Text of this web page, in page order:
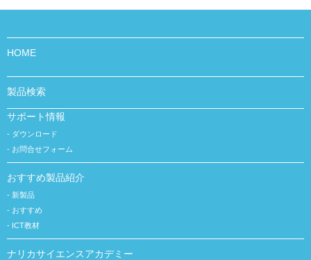
HOME
製品検索
サポート情報
ダウンロード
お問合せフォーム
おすすめ製品紹介
新製品
おすすめ
ICT教材
ナリカサイエンスアカデミー